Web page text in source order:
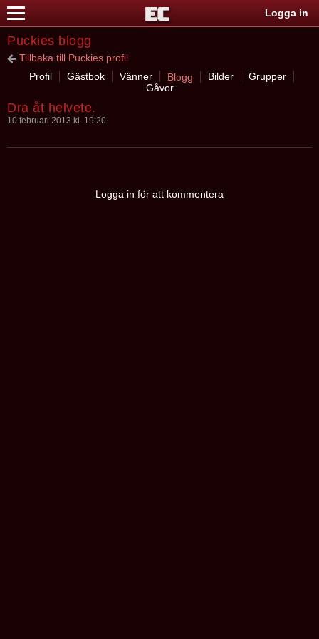
Logga in
Puckies blogg
Tillbaka till Puckies profil
Profil
Gästbok Vänner Blogg Bilder
Grupper
Gåvor
Dra åt helvete.
10 februari 2013 kl. 19:20
Logga in för att kommentera